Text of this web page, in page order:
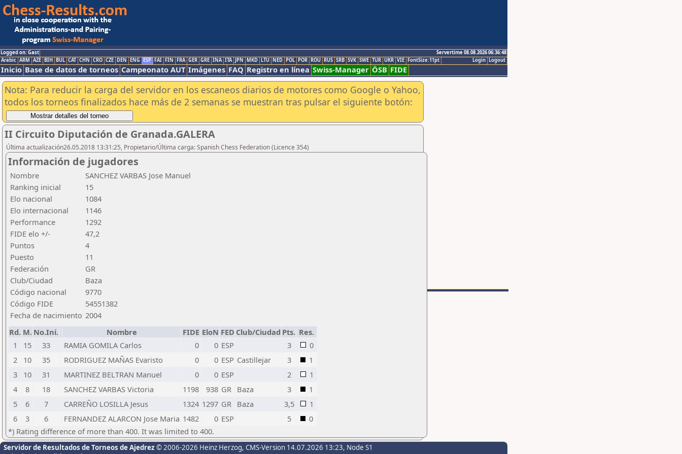
Logged on: Gast
Servertime 08.08.2026 06:36:48
Logout
Login
Arabic ARM AZE BIH BUL CAT CHN CRO CZE DEN ENG ESP FAI FIN FRA GER GRE INA ITA JPN MKD LTU NED POL POR ROU RUS SRB SVK SWE TUR UKR VIE FontSize:11pt
Inicio Base de datos de torneos Campeonato AUT Imágenes FAQ Registro en línea Swiss-Manager ÖSB FIDE
Nota: Para reducir la carga del servidor en los escaneos diarios de motores como Google o Yahoo,
todos los torneos finalizados hace más de 2 semanas se muestran tras pulsar el siguiente botón:
II Circuito Diputación de Granada.GALERA
Última actualización26.05.2018 13:31:25, Propietario/Última carga: Spanish Chess Federation (Licence 354)
Información de jugadores
Nombre
SANCHEZ VARBAS Jose Manuel
Ranking inicial
15
Elo nacional
1084
Elo internacional
1146
Performance
1292
FIDE elo +/-
47,2
Puntos
4
Puesto
11
Federación
GR
Club/Ciudad
Baza
Código nacional
9770
Código FIDE
54551382
Fecha de nacimiento 2004
Rd. M. No.Ini. Nombre FIDE EloN FED Club/Ciudad Pts. Res.
1
15 33 RAMIA GOMILA Carlos 0 0 ESP 3
0
2
10 35 RODRIGUEZ MAÑAS Evaristo 0 0 ESP Castillejar 3
1
3
10 31 MARTINEZ BELTRAN Manuel 0 0 ESP 2
1
4
8 18 SANCHEZ VARBAS Victoria 1198 938 GR Baza 3
1
5
6 7 CARREÑO LOSILLA Jesus 1324 1297 GR Baza 3,5
1
6
3 6 FERNANDEZ ALARCON Jose Maria 1482 0 ESP 5
0
*) Rating difference of more than 400. It was limited to 400.
Servidor de Resultados de Torneos de Ajedrez © 2006-2026 Heinz Herzog, CMS-Version 14.07.2026 13:23, Node S1